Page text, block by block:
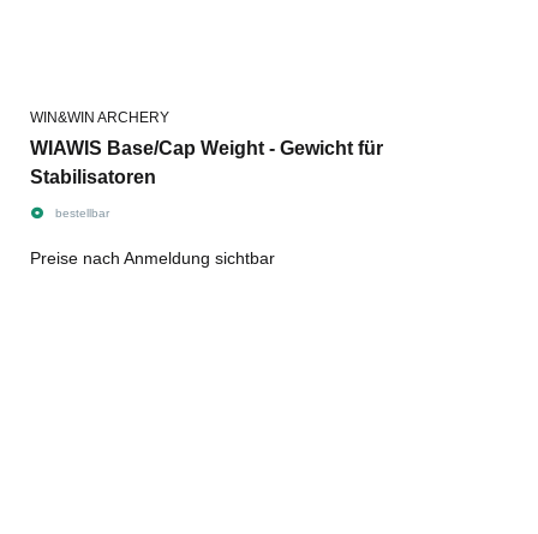
WIN&WIN ARCHERY
WIAWIS Base/Cap Weight - Gewicht für
Stabilisatoren
bestellbar
Preise nach Anmeldung sichtbar